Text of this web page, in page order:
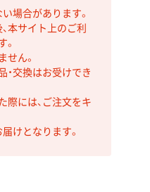
場合があります。
本サイト上のご利
ん。
・交換はお受けでき
際には、ご注文をキ
けとなります。